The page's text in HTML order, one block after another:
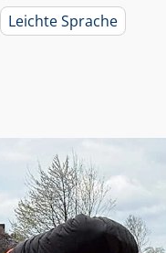
Leichte Sprache